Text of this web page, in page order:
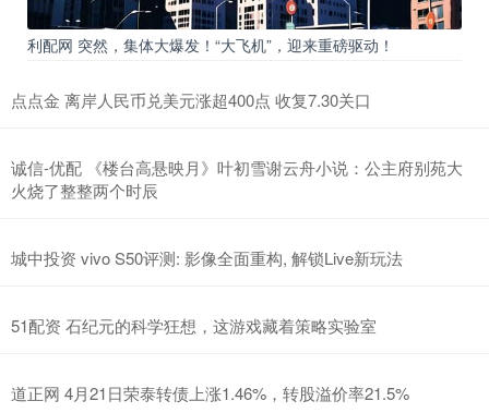
利配网 突然，集体大爆发！“大飞机”，迎来重磅驱动！
点点金 离岸人民币兑美元涨超400点 收复7.30关口
诚信-优配 《楼台高悬映月》叶初雪谢云舟小说：公主府别苑大
火烧了整整两个时辰
城中投资 vivo S50评测: 影像全面重构, 解锁Live新玩法
51配资 石纪元的科学狂想，这游戏藏着策略实验室
道正网 4月21日荣泰转债上涨1.46%，转股溢价率21.5%